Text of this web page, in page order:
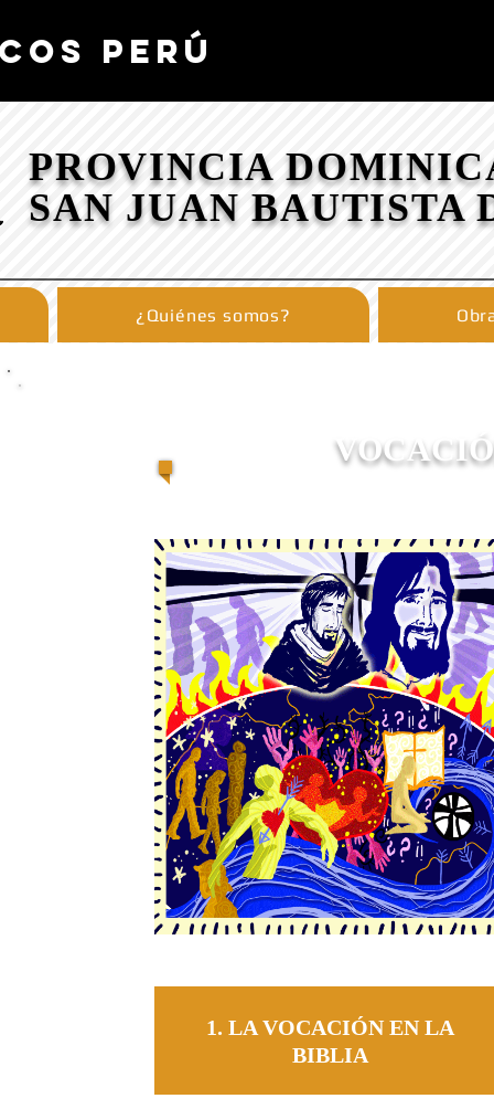
PERÚ
PROVINCIA
SAN JUAN BAUTISTA
¿Quiénes somos?
1. LA VOCACIÓN EN LA
BIBLIA